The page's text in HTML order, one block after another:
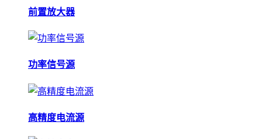
前置放大器
功率信号源
高精度电流源